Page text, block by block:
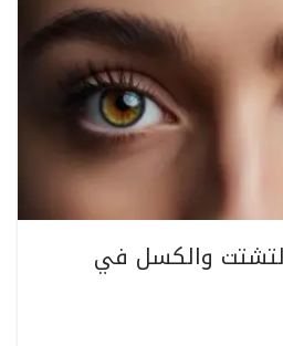
والكسل في